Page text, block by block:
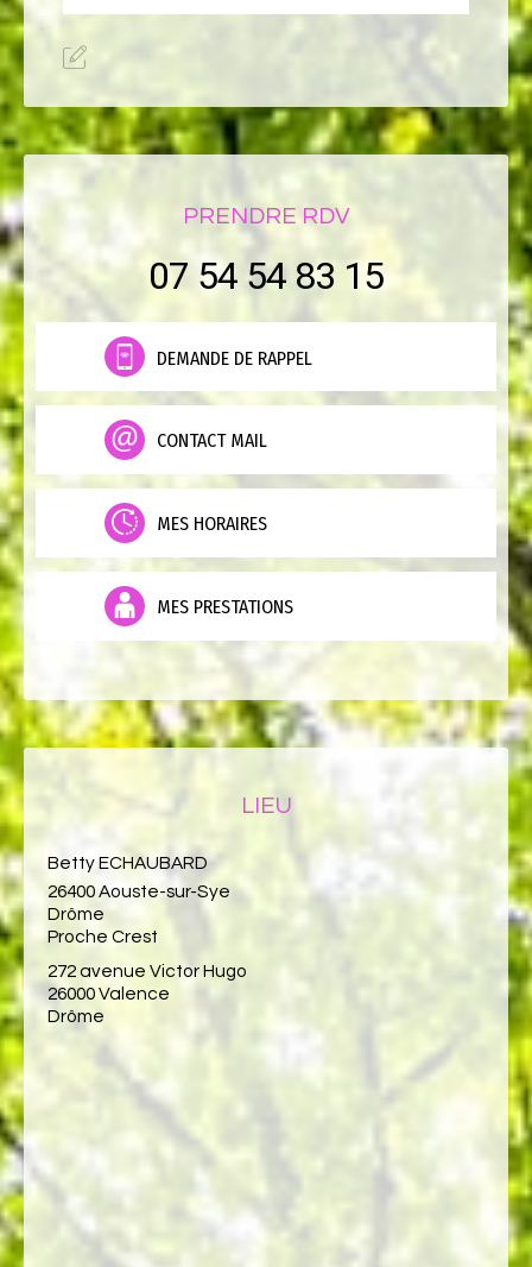
PRENDRE RDV
07 54 54 83 15
DEMANDE DE RAPPEL
CONTACT MAIL
MES HORAIRES
MES PRESTATIONS
LIEU
Betty ECHAUBARD
26400 Aouste-sur-Sye
Drôme
Proche Crest
272 avenue Victor Hugo
26000 Valence
Drôme